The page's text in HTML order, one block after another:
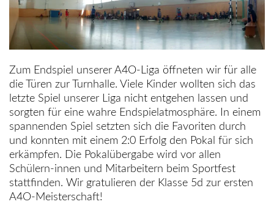
Zum Endspiel unserer A4O-Liga öffneten wir für alle
die Türen zur Turnhalle. Viele Kinder wollten sich das
letzte Spiel unserer Liga nicht entgehen lassen und
sorgten für eine wahre Endspielatmosphäre. In einem
spannenden Spiel setzten sich die Favoriten durch
und konnten mit einem 2:0 Erfolg den Pokal für sich
erkämpfen. Die Pokalübergabe wird vor allen
Schülern-innen und Mitarbeitern beim Sportfest
stattfinden. Wir gratulieren der Klasse 5d zur ersten
A4O-Meisterschaft!